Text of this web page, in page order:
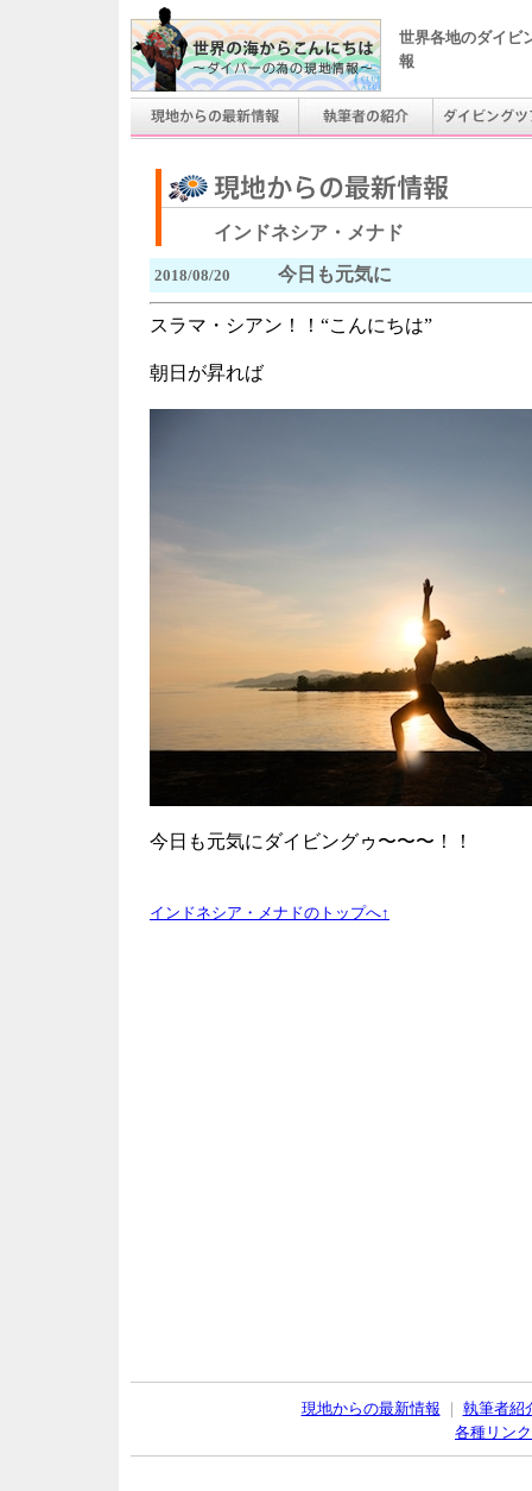
世界各地のダイビ
報
インドネシア・メナド
2018/08/20 今日も元気に
スラマ・シアン！！“こんにちは”
朝日が昇れば
今日も元気にダイビングゥ〜〜〜！！
インドネシア・メナドのトップへ↑
現地からの最新情報
執筆者紹
各種リンク